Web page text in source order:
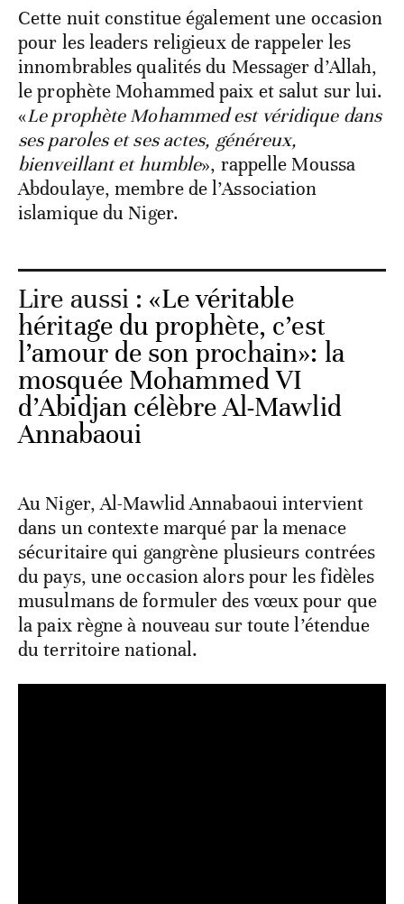
Cette nuit constitue également une occasion
pour les leaders religieux de rappeler les
innombrables qualités du Messager d’Allah,
le prophète Mohammed paix et salut sur lui.
«Le prophète Mohammed est véridique dans
ses paroles et ses actes, généreux,
bienveillant et humble», rappelle Moussa
Abdoulaye, membre de l’Association
islamique du Niger.
Lire aussi : «Le véritable
héritage du prophète, c’est
l’amour de son prochain»: la
mosquée Mohammed VI
d’Abidjan célèbre Al-Mawlid
Annabaoui
Au Niger, Al-Mawlid Annabaoui intervient
dans un contexte marqué par la menace
sécuritaire qui gangrène plusieurs contrées
du pays, une occasion alors pour les fidèles
musulmans de formuler des vœux pour que
la paix règne à nouveau sur toute l’étendue
du territoire national.